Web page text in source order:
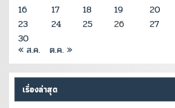
16
17 18 19 20
23
24 25 26 27
30
« ส.ค. ต.ค. »
เรื่องล่าสุด